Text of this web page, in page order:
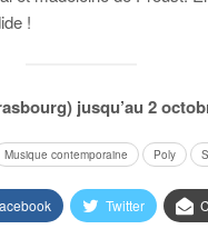
!
jusqu’au 2
Musique contemporaine Poly
Twitter